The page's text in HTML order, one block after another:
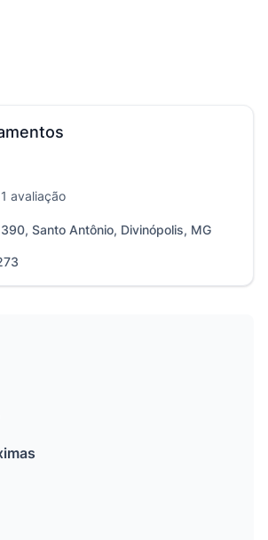
1 avaliação
Santo Antônio, Divinópolis, MG